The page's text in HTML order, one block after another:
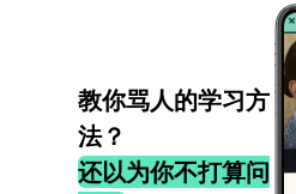
教你骂人的学习方
法？
还以为你不打算问